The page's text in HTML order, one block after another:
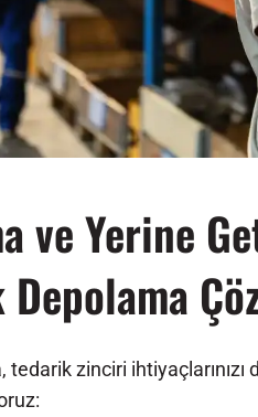
ve Yerine
tedarik zinciri